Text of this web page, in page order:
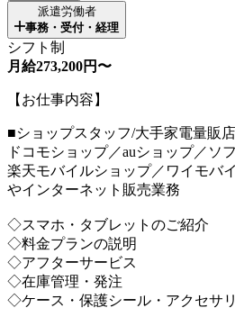
派遣労働者
事務・受付・経理
シフト制
月給273,200円〜
【お仕事内容】
■ショップスタッフ/大手家電量販
ドコモショップ／auショップ／ソ
楽天モバイルショップ／ワイモバ
やインターネット販売業務
◇スマホ・タブレットのご紹介
◇料金プランの説明
◇アフターサービス
◇在庫管理・発注
◇ケース・保護シール・アクセサ